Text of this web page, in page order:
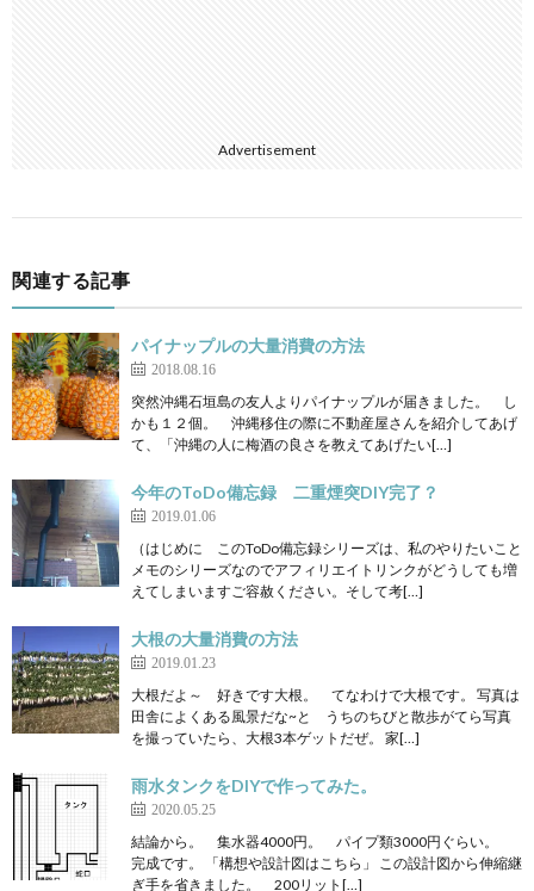
Advertisement
関連する記事
パイナップルの大量消費の方法
2018.08.16
突然沖縄石垣島の友人よりパイナップルが届きました。 し
かも１２個。 沖縄移住の際に不動産屋さんを紹介してあげ
て、「沖縄の人に梅酒の良さを教えてあげたい[…]
今年のToDo備忘録 二重煙突DIY完了？
2019.01.06
（はじめに このToDo備忘録シリーズは、私のやりたいこと
メモのシリーズなのでアフィリエイトリンクがどうしても増
えてしまいますご容赦ください。そして考[…]
大根の大量消費の方法
2019.01.23
大根だよ～ 好きです大根。 てなわけで大根です。 写真は
田舎によくある風景だな~と うちのちびと散歩がてら写真
を撮っていたら、大根3本ゲットだぜ。 家[…]
雨水タンクをDIYで作ってみた。
2020.05.25
結論から。 集水器4000円。 パイプ類3000円ぐらい。
完成です。 「構想や設計図はこちら」 この設計図から伸縮継
ぎ手を省きました。 200リット[…]